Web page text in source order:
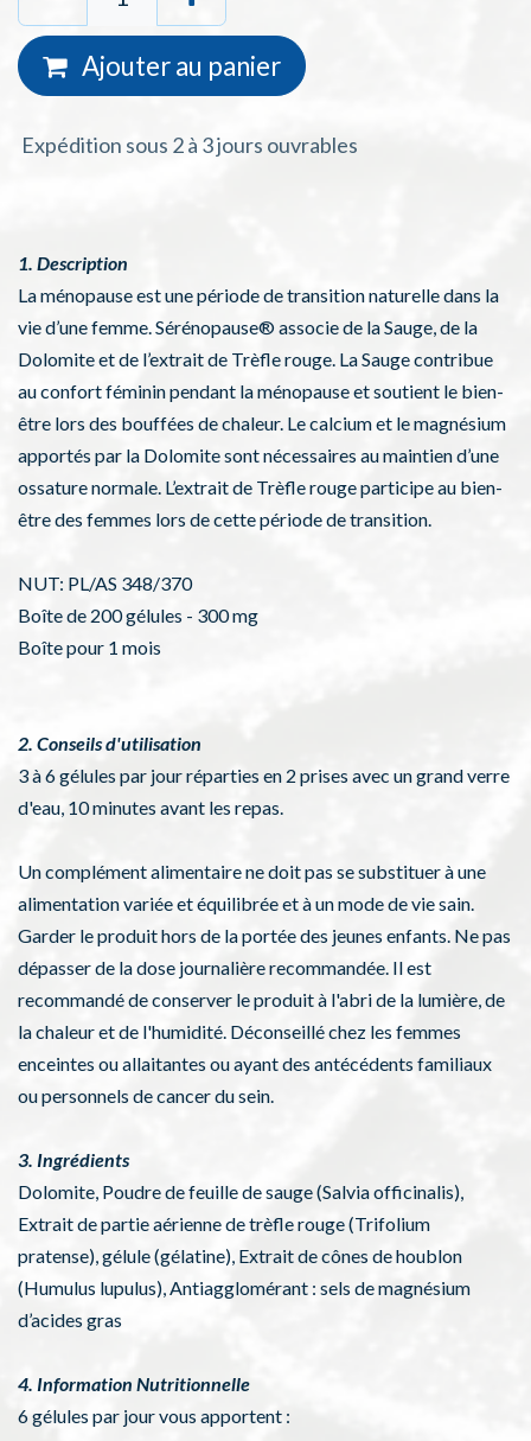
Ajouter au panier
Expédition sous 2 à 3 jours ouvrables
1. Description
La ménopause est une période de transition naturelle dans la
vie d’une femme. Sérénopause® associe de la Sauge, de la
Dolomite et de l’extrait de Trèfle rouge. La Sauge contribue
au confort féminin pendant la ménopause et soutient le bien-
être lors des bouffées de chaleur. Le calcium et le magnésium
apportés par la Dolomite sont nécessaires au maintien d’une
ossature normale. L’extrait de Trèfle rouge participe au bien-
être des femmes lors de cette période de transition.
NUT: PL/AS 348/370
Boîte de 200 gélules - 300 mg
Boîte pour 1 mois
2. Conseils d'utilisation
3 à 6 gélules par jour réparties en 2 prises avec un grand verre
d'eau, 10 minutes avant les repas.
Un complément alimentaire ne doit pas se substituer à une
alimentation variée et équilibrée et à un mode de vie sain.
Garder le produit hors de la portée des jeunes enfants. Ne pas
dépasser de la dose journalière recommandée. Il est
recommandé de conserver le produit à l'abri de la lumière, de
la chaleur et de l'humidité. Déconseillé chez les femmes
enceintes ou allaitantes ou ayant des antécédents familiaux
ou personnels de cancer du sein.
3. Ingrédients
Dolomite, Poudre de feuille de sauge (Salvia officinalis),
Extrait de partie aérienne de trèfle rouge (Trifolium
pratense), gélule (gélatine), Extrait de cônes de houblon
(Humulus lupulus), Antiagglomérant : sels de magnésium
d’acides gras
4. Information Nutritionnelle
6 gélules par jour vous apportent :